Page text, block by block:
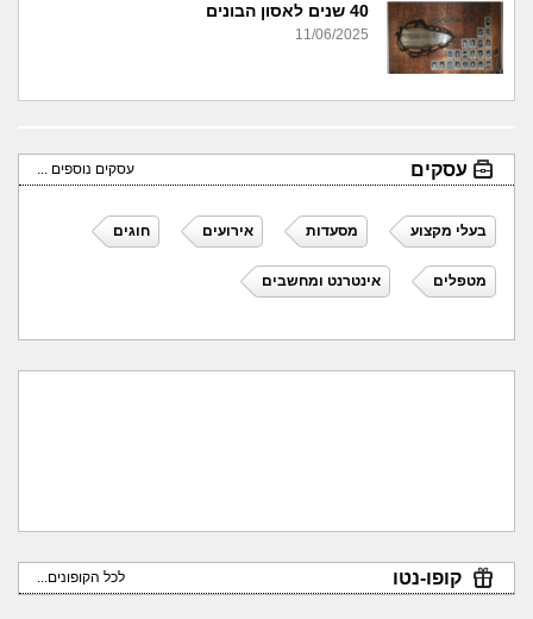
40 שנים לאסון הבונים
11/06/2025
עסקים עסקים נוספים ...
בעלי מקצוע מסעדות אירועים חוגים
מטפלים אינטרנט ומחשבים
קופו-נטו לכל הקופונים...